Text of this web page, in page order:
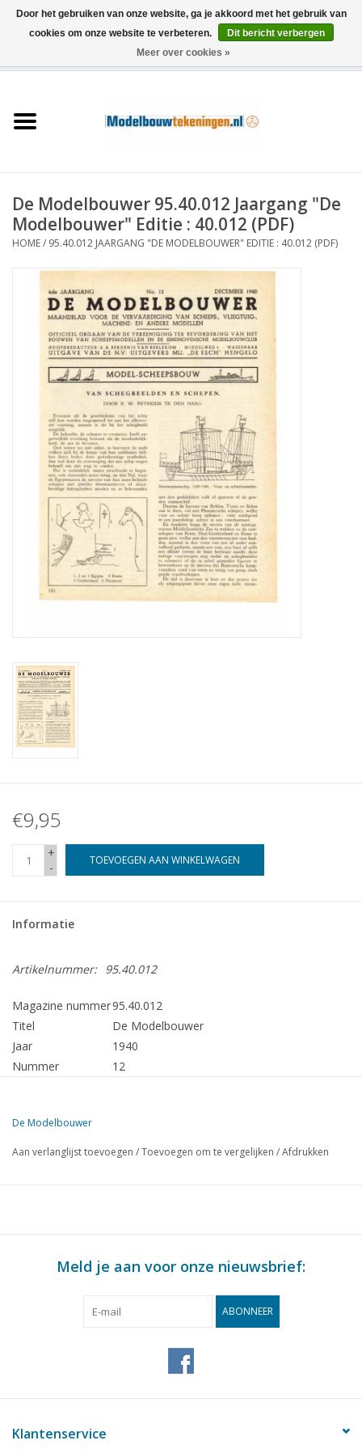
Schepen
Houtbouw
Machines
Documentatie
Nieuwe tekeningen
NIEUWE TIJDSCHRIFTEN
ABONNEMENT DE
MODELBOUWER
Bouwbeschrijvingen
De Modelbouwer 95.40.012 Jaargang "De
Modelbouwer" Editie : 40.012 (PDF)
HOME/ 95.40.012 JAARGANG "DE MODELBOUWER" EDITIE : 40.012 (PDF)
€9,95
+
-
TOEVOEGEN AAN WINKELWAGEN
Informatie
Artikelnummer: 95.40.012
Magazine nummer95.40.012
Titel
De Modelbouwer
Jaar
1940
Nummer
12
Clubberichten
De Modelbouwer
Aan verlanglijst toevoegen /Toevoegen om te vergelijken /Afdrukken
Meld je aan voor onze nieuwsbrief:
ABONNEER
Klantenservice
Door het gebruiken van onze website, ga je akkoord met het gebruik van
cookies om onze website te verbeteren.
Dit bericht verbergen
Meer over cookies »